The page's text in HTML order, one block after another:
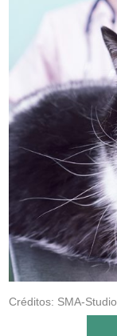
Créditos: SMA-Studio